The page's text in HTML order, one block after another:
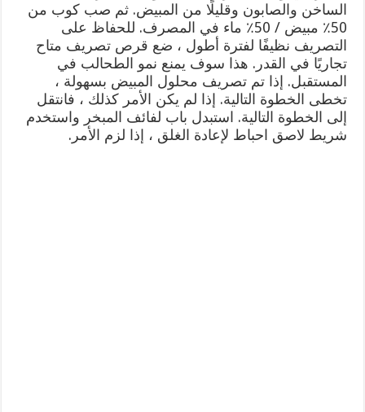
الساخن والصابون وقليلًا من المبيض. ثم صب كوب من
50٪ مبيض / 50٪ ماء في المصرف. للحفاظ على
التصريف نظيفًا لفترة أطول ، ضع قرص تصريف متاح
تجاريًا في القدر. هذا سوف يمنع نمو الطحالب في
المستقبل. إذا تم تصريف محلول المبيض بسهولة ،
تخطى الخطوة التالية. إذا لم يكن الأمر كذلك ، فانتقل
إلى الخطوة التالية. استبدل باب لفائف المبخر واستخدم
شريط لاصق احباط لإعادة الغلق ، إذا لزم الأمر.